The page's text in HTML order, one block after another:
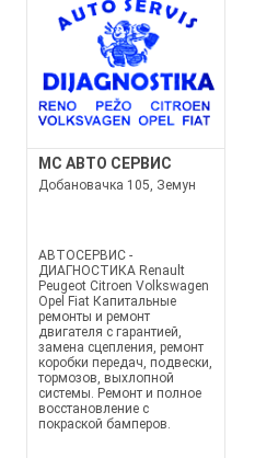
МС АВТО СЕРВИС
Добановачка 105, Земун
АВТОСЕРВИС -
ДИАГНОСТИКА Renault
Peugeot Citroen Volkswagen
Opel Fiat Капитальные
ремонты и ремонт
двигателя с гарантией,
замена сцепления, ремонт
коробки передач, подвески,
тормозов, выхлопной
системы. Ремонт и полное
восстановление с
покраской бамперов.